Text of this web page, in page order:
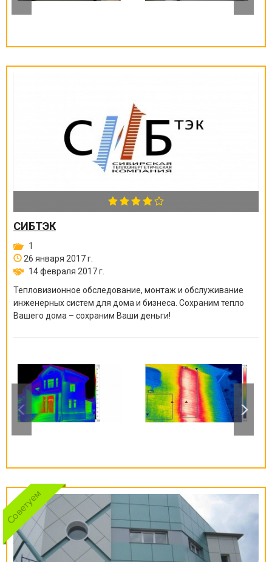
СИБТЭК
1
26 января 2017 г.
14 февраля 2017 г.
Тепловизионное обследование, монтаж и обслуживание
инженерных систем для дома и бизнеса. Сохраним тепло
Вашего дома – сохраним Ваши деньги!